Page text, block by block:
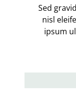
Sed
nisl
ipsum